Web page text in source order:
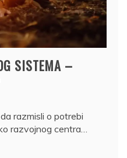
SISTEMA –
razmisli o potrebi
razvojnog centra…